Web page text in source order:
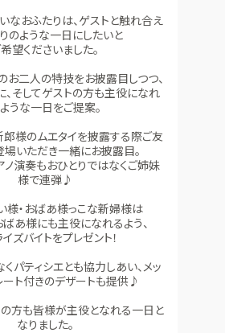
なおふたりは、ゲストと触れ合え
のような一日にしたいと
望くださいました。
お二人の特技をお披露目しつつ、
、そしてゲストの方も主役になれ
うな一日をご提案。
様のムエタイを披露する際ご友
いただき一緒にお披露目。
演奏もおひとりではなくご姉妹
様で連弾♪
様・おばあ様っこな新婦様は
ばあ様にも主役になれるよう、
ズバイトをプレゼント！
パティシエとも協力しあい、メッ
ト付きのデザートも提供♪
方も皆様が主役となれる一日と
なりました。